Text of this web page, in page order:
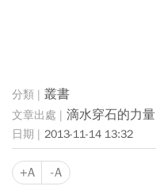
叢書
滴水穿石的力量
2013-11-14 13:32
+A -A